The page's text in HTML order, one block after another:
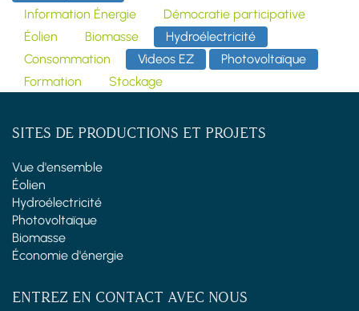
Information Énergie
Démocratie participative
Éolien
Biomasse
Hydroélectricité
Consommation
Videos EZ
Photovoltaïque
Formation
Stockage
SITES DE PRODUCTIONS ET PROJETS
Vue d'ensemble
Éolien
Hydroélectricité
Photovoltaïque
Biomasse
Économie d'énergie
ENTREZ EN CONTACT AVEC NOUS